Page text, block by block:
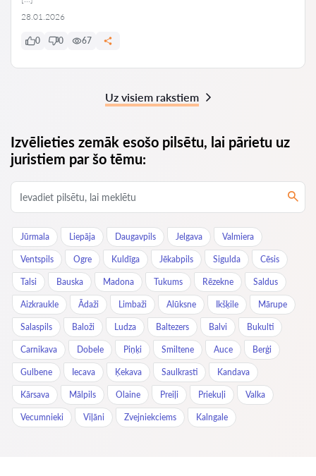
28.01.2026
0 0 67
Uz visiem rakstiem
Izvēlieties zemāk esošo pilsētu, lai pārietu uz
juristiem par šo tēmu:
Jūrmala Liepāja Daugavpils Jelgava Valmiera
Ventspils Ogre Kuldīga Jēkabpils Sigulda Cēsis
Talsi Bauska Madona Tukums Rēzekne Saldus
Aizkraukle Ādaži Limbaži Alūksne Ikšķile Mārupe
Salaspils Baloži Ludza Baltezers Balvi Bukulti
Carnikava Dobele Piņķi Smiltene Auce Berģi
Gulbene Iecava Ķekava Saulkrasti Kandava
Kārsava Mālpils Olaine Preiļi Priekuļi Valka
Vecumnieki Viļāni Zvejniekciems Kalngale